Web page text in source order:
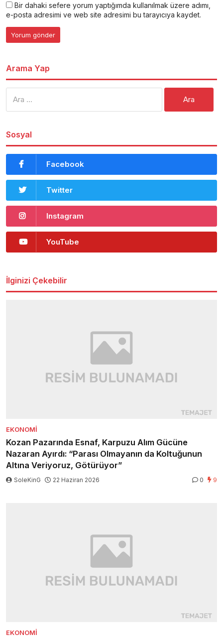
Bir dahaki sefere yorum yaptığımda kullanılmak üzere adımı,
e-posta adresimi ve web site adresimi bu tarayıcıya kaydet.
Arama Yap
Sosyal
Facebook
Twitter
Instagram
YouTube
İlginizi Çekebilir
EKONOMI
Kozan Pazarında Esnaf, Karpuzu Alım Gücüne
Nazaran Ayırdı: “Parası Olmayanın da Koltuğunun
Altına Veriyoruz, Götürüyor”
SoleKinG 22 Haziran 2026 0 9
EKONOMI